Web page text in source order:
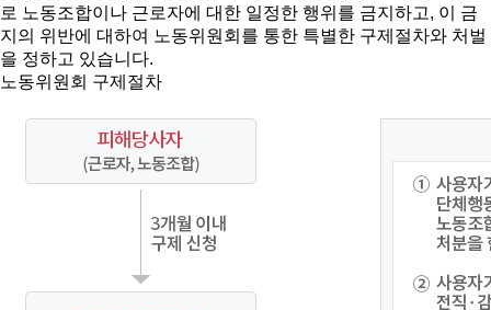
로 노동조합이나 근로자에 대한 일정한 행위를 금지하고, 이 금
지의 위반에 대하여 노동위원회를 통한 특별한 구제절차와 처벌
을 정하고 있습니다.
노동위원회 구제절차